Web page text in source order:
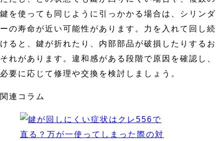
鍵を使っても同じように引っかかる場合は、シリンダ
ーの寿命が近い可能性があります。力を入れて回し続
けると、鍵が折れたり、内部部品が破損したりするお
それがあります。違和感がある段階で原因を確認し、
必要に応じて修理や交換を検討しましょう。
関連コラム